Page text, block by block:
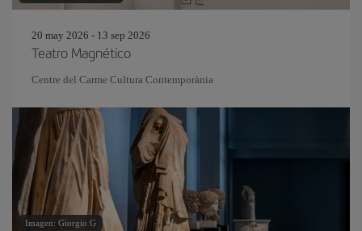
20 may 2026 - 13 sep 2026
Teatro Magnético
Centre del Carme Cultura Contemporània
Imagen: Giorgio G